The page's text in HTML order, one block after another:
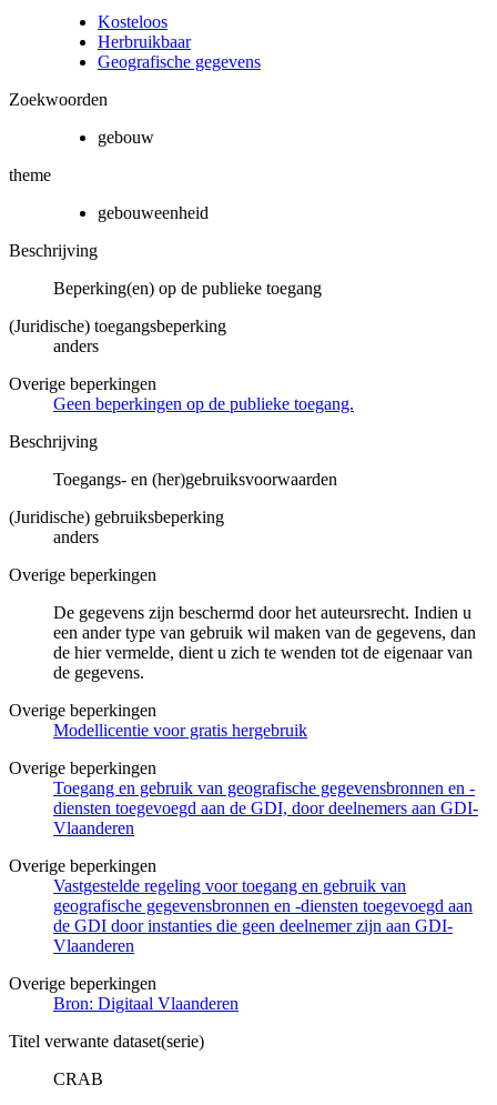
Kosteloos
Herbruikbaar
Geografische gegevens
Zoekwoorden
gebouw
theme
gebouweenheid
Beschrijving
Beperking(en) op de publieke toegang
(Juridische) toegangsbeperking
anders
Overige beperkingen
Geen beperkingen op de publieke toegang.
Beschrijving
Toegangs- en (her)gebruiksvoorwaarden
(Juridische) gebruiksbeperking
anders
Overige beperkingen
De gegevens zijn beschermd door het auteursrecht. Indien u
een ander type van gebruik wil maken van de gegevens, dan
de hier vermelde, dient u zich te wenden tot de eigenaar van
de gegevens.
Overige beperkingen
Modellicentie voor gratis hergebruik
Overige beperkingen
Toegang en gebruik van geografische gegevensbronnen en -
diensten toegevoegd aan de GDI, door deelnemers aan GDI-
Vlaanderen
Overige beperkingen
Vastgestelde regeling voor toegang en gebruik van
geografische gegevensbronnen en -diensten toegevoegd aan
de GDI door instanties die geen deelnemer zijn aan GDI-
Vlaanderen
Overige beperkingen
Bron: Digitaal Vlaanderen
Titel verwante dataset(serie)
CRAB